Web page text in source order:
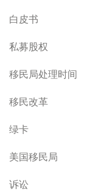
白皮书
私募股权
移民局处理时间
移民改革
绿卡
美国移民局
诉讼